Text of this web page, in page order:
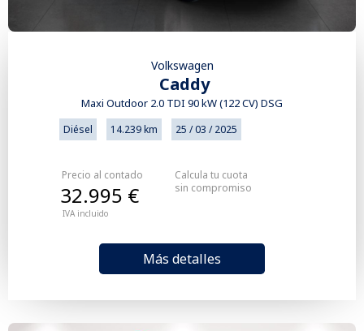
Volkswagen
Caddy
Maxi Outdoor 2.0 TDI 90 kW (122 CV) DSG
Diésel 14.239 km 25 / 03 / 2025
Precio al contado
IVA incluido
32.995 €
Más detalles
Calcula tu cuota
sin compromiso